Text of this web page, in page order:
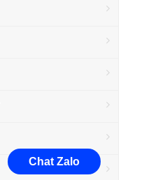
Chat Zalo